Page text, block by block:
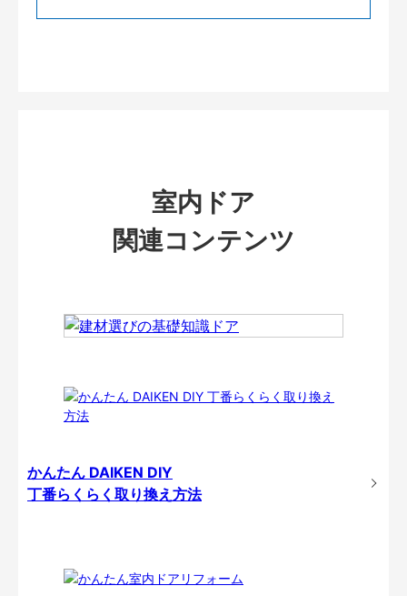
室内ドア
関連コンテンツ
かんたん DAIKEN DIY
丁番らくらく取り換え方法